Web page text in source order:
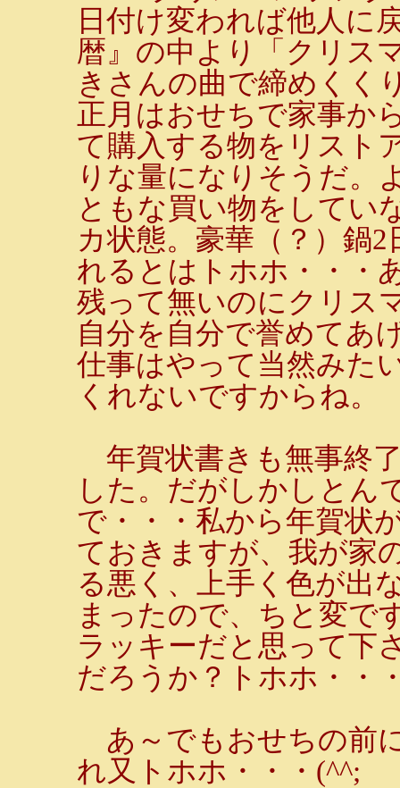
日付け変われば他人に
暦』の中より「クリス
きさんの曲で締めくく
正月はおせちで家事か
て購入する物をリスト
りな量になりそうだ。
ともな買い物をしてい
カ状態。豪華（？）鍋
れるとはトホホ・・・
残って無いのにクリス
自分を自分で誉めてあ
仕事はやって当然みた
くれないですからね。
年賀状書きも無事終
した。だがしかしとん
で・・・私から年賀状
ておきますが、我が家
る悪く、上手く色が出
まったので、ちと変で
ラッキーだと思って下
だろうか？トホホ・・
あ～でもおせちの前
れ又トホホ・・・(^^;